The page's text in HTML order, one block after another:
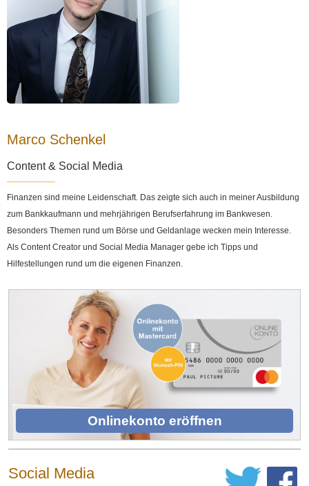
Marco Schenkel
Content & Social Media
Finanzen sind meine Leidenschaft. Das zeigte sich auch in meiner Ausbildung
zum Bankkaufmann und mehrjährigen Berufserfahrung im Bankwesen.
Besonders Themen rund um Börse und Geldanlage wecken mein Interesse.
Als Content Creator und Social Media Manager gebe ich Tipps und
Hilfestellungen rund um die eigenen Finanzen.
Onlinekonto eröffnen
Social Media